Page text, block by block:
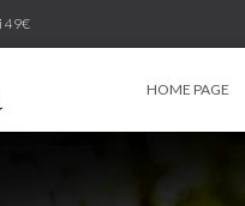
49€
HOME PAGE